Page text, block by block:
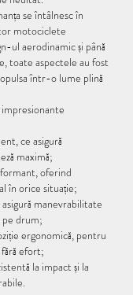
se întâlnesc în
motociclete
ul aerodinamic și până
toate aspectele au fost
într-o lume plină
ce asigură
maximă;
oferind
în orice situație;
asigură manevrabilitate
drum;
ergonomică, pentru
efort;
la impact și la